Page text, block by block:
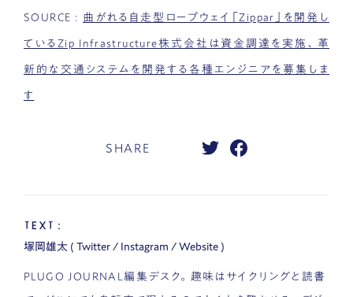
SOURCE : 曲がれる自走型ロープウェイ「Zippar」を開発し
ているZip Infrastructure株式会社は資金調達を実施、革
新的な交通システムを開発する各種エンジニアを募集しま
す
SHARE
TEXT：
塚岡雄太 ( Twitter / Instagram / Website )
PLUGO JOURNAL編集デスク。趣味はサイクリングと読書